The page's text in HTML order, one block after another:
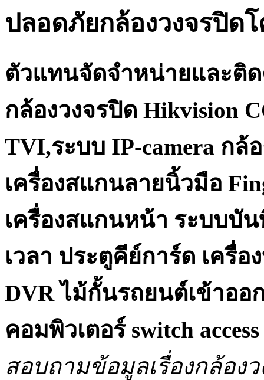
ปลอดภัยกล้องวงจรปิด
ตัวแทนจัดจำหน่ายและติ
กล้องวงจรปิด Hikvision
TVI,ระบบ IP-camera กล้
เครื่องสแกนลายนิ้วมือ
เครื่องสแกนหน้า ระบบบัน
เวลา ประตูคีย์การ์ด เครื่
DVR ไม้กั้นรถยนต์เข้าออ
คอมพิวเตอร์ switch
สอบถามข้อมูลเรื่องกล้อง